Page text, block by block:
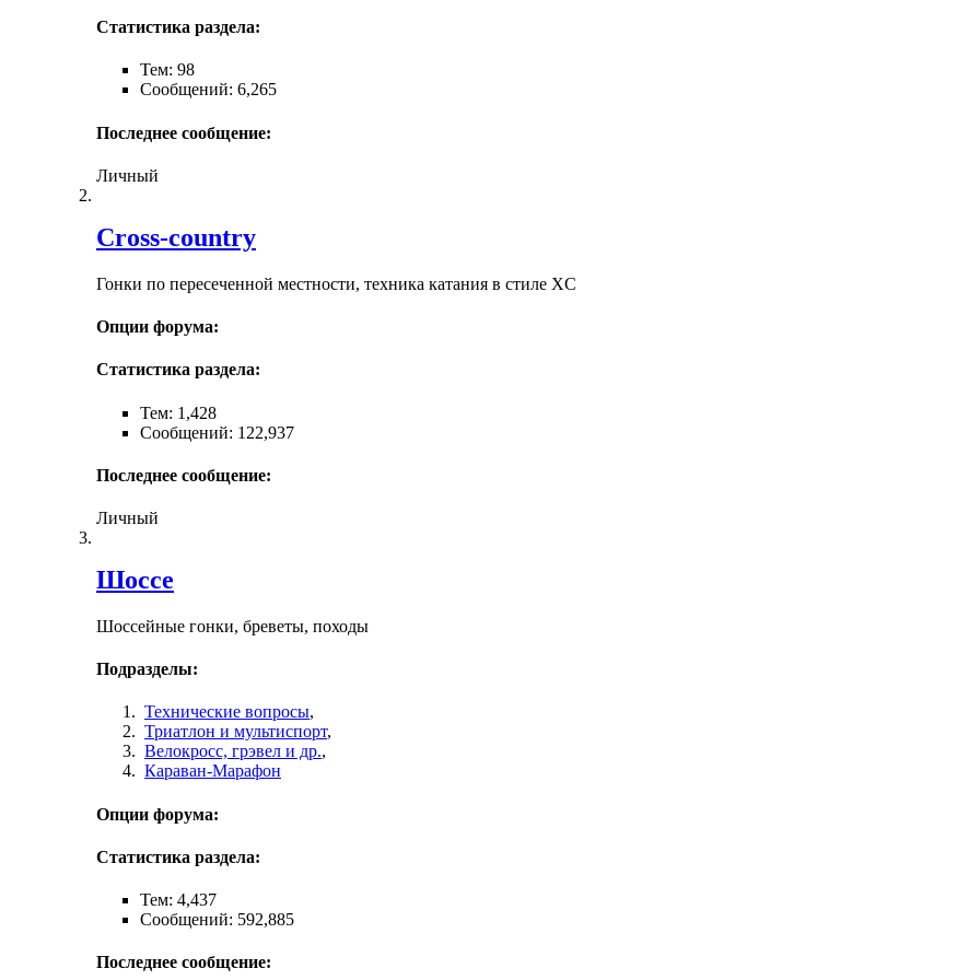
Статистика раздела:
Тем: 98
Сообщений: 6,265
Последнее сообщение:
Личный
Cross-сountry
Гонки по пересеченной местности, техника катания в стиле XC
Опции форума:
Статистика раздела:
Тем: 1,428
Сообщений: 122,937
Последнее сообщение:
Личный
Шоссе
Шоссейные гонки, бреветы, походы
Подразделы:
Технические вопросы,
Триатлон и мультиспорт,
Велокросc, грэвел и др.,
Караван-Марафон
Опции форума:
Статистика раздела:
Тем: 4,437
Сообщений: 592,885
Последнее сообщение: